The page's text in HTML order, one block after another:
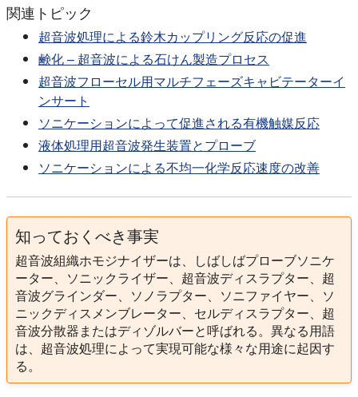
動触媒.Bulletin of the Korean Chemical Society 31/8,
2010; pp.2289-2292.
Hua, Q. et al：イオン液体中での相間移動触媒反応によ
るマンデル酸の超音波促進合成。In：Ultrasonics
Sonochemistry Vol.18/5, 2011; pp.
Li, J.-T. et al：超音波照射下におけるKF/塩基性アルミ
ナ触媒によるマイケル反応.Ultrasonics Sonochemistry
10, 2003.
Lin, Haixa et al：A Facile Procedure for the Generation
of Dichlorocarbene from the Reaction of Carbon
Tetrachloride and Magnesium using Ultrasonic
Irradiation.In：Molecules 8, 2003; pp.
Lin-Xiao, Xuら (1987)：超音波照射と相間移動触媒反
応によるジクロロセベンの新規実用的生成法。In：
Acta Chimica Sinica, Vol.5/4, 1987; pp.294-298.
Ken, Shao-Yong et al：N'-(4,6-disubstituted-pyrimidin-
2-yl)-N-(5-aryl-2-furoyl)thiourea derivativesの超音波照
射下での相間移動触媒合成と生理活性.In：インディア
関連トピック
超音波処理による鈴木カップリング反応の促進
鹸化 – 超音波による石けん製造プロセス
超音波フローセル用マルチフェーズキャビテーターイ
ンサート
ソニケーションによって促進される有機触媒反応
液体処理用超音波発生装置とプローブ
ソニケーションによる不均一化学反応速度の改善
知っておくべき事実
超音波組織ホモジナイザーは、しばしばプローブソニケ
ーター、ソニックライザー、超音波ディスラプター、超
音波グラインダー、ソノラプター、ソニファイヤー、ソ
ニックディスメンブレーター、セルディスラプター、超
音波分散器またはディゾルバーと呼ばれる。異なる用語
は、超音波処理によって実現可能な様々な用途に起因す
る。